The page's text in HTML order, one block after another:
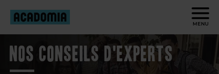
MENU
Nos conseils d'experts